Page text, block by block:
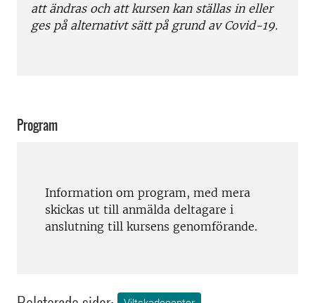
att ändras och att kursen kan ställas in eller
ges på alternativt sätt på grund av Covid-19.
Program
Information om program, med mera
skickas ut till anmälda deltagare i
anslutning till kursens genomförande.